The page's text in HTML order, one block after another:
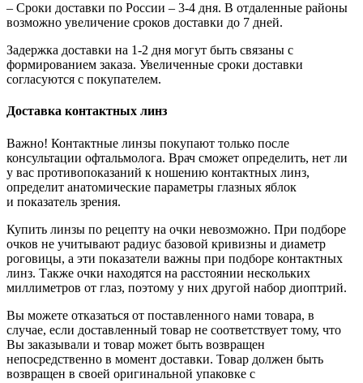
– Сроки доставки по России – 3-4 дня. В отдаленные районы
возможно увеличение сроков доставки до 7 дней.
Задержка доставки на 1-2 дня могут быть связаны с
формированием заказа. Увеличенные сроки доставки
согласуются с покупателем.
Доставка контактных линз
Важно! Контактные линзы покупают только после
консультации офтальмолога. Врач сможет определить, нет ли
у вас противопоказаний к ношению контактных линз,
определит анатомические параметры глазных яблок
и показатель зрения.
Купить линзы по рецепту на очки невозможно. При подборе
очков не учитывают радиус базовой кривизны и диаметр
роговицы, а эти показатели важны при подборе контактных
линз. Также очки находятся на расстоянии нескольких
миллиметров от глаз, поэтому у них другой набор диоптрий.
Вы можете отказаться от поставленного нами товара, в
случае, если доставленный товар не соответствует тому, что
Вы заказывали и товар может быть возвращен
непосредственно в момент доставки. Товар должен быть
возвращен в своей оригинальной упаковке с